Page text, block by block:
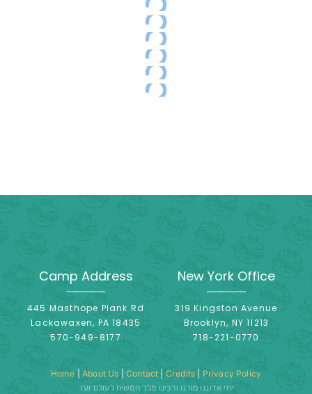
Camp Address
445 Masthope Plank Rd
Lackawaxen, PA 18435
570-949-8177
New York Office
319 Kingston Avenue
Brooklyn, NY 11213
718-221-0770
Home |About Us |Contact Credits Privacy Policy
יחי אדוננו מורנו ורבינו מלך המשיח לעולם ועד